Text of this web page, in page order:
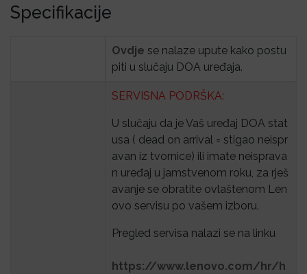
Specifikacije
Ovdje se nalaze upute kako postu
piti u slučaju DOA uređaja.
SERVISNA PODRŠKA:
U slučaju da je Vaš uređaj DOA stat
usa ( dead on arrival = stigao neispr
avan iz tvornice) ili imate neisprava
n uređaj u jamstvenom roku, za rješ
avanje se obratite ovlaštenom Len
ovo servisu po vašem izboru.
Pregled servisa nalazi se na linku
https://www.lenovo.com/hr/h